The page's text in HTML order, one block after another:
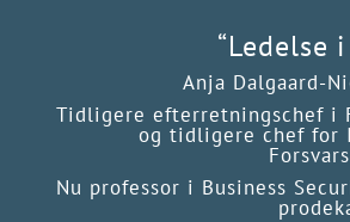
“Ledelse
Anja Dalgaard-
Tidligere efterretningschef i
og tidligere chef for
Nu professor i Business